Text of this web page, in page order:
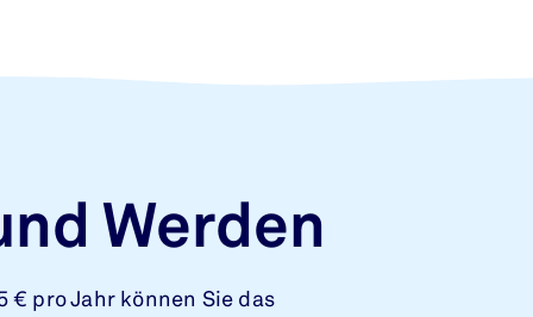
Werden
€ pro Jahr können Sie das